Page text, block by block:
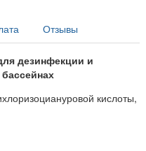
Отзывы
дезинфекции и
кислоты,